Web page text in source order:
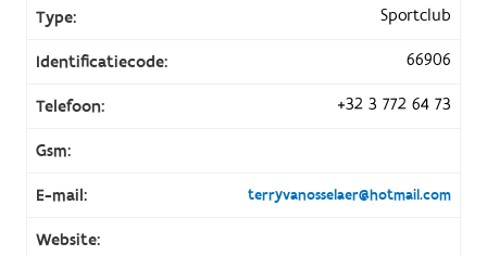
Type: Sportclub
Identificatiecode: 66906
Telefoon: +32 3 772 64 73
Gsm:
E-mail: terryvanosselaer@hotmail.com
Website: